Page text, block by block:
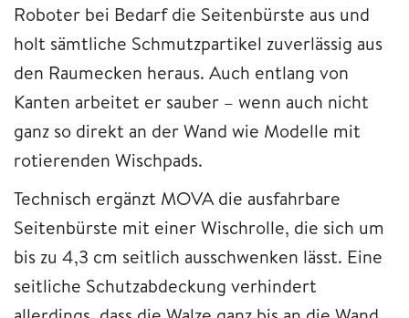
Roboter bei Bedarf die Seitenbürste aus und
holt sämtliche Schmutzpartikel zuverlässig aus
den Raumecken heraus. Auch entlang von
Kanten arbeitet er sauber – wenn auch nicht
ganz so direkt an der Wand wie Modelle mit
rotierenden Wischpads.
Technisch ergänzt MOVA die ausfahrbare
Seitenbürste mit einer Wischrolle, die sich um
bis zu 4,3 cm seitlich ausschwenken lässt. Eine
seitliche Schutzabdeckung verhindert